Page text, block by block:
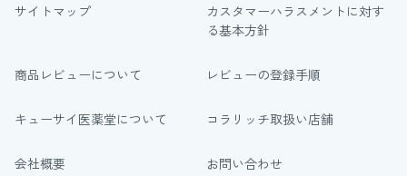
サイトマップ
カスタマーハラスメントに対す
る基本方針
商品レビューについて レビューの登録手順
キューサイ医薬堂について コラリッチ取扱い店舗
会社概要 お問い合わせ